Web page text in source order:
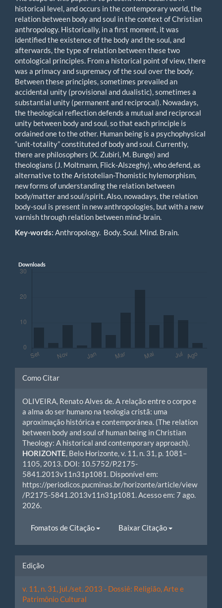
historical level, and occurs in the contemporary world, the
relation between body and soul in the context of Christian
anthropology. Historically, in a first moment, it was
identified the existence of the body and the soul, and
afterwards, the type of relation between these two
ontological principles. From a historical point of view, there
was a primacy and supremacy of the soul over the body.
Between these principles, sometimes prevailed an
accidental unity (provisional and dualistic), sometimes a
substantial unity (permanent and reciprocal). Nowadays,
the theological reflection defends a mutual and reciprocal
unity between body and soul, so that each principle is
ordained one to the other. Human being is a psychophysical
“unit-totality” constituted of body and soul. Currently,
there are philosophers (X. Zubiri, M. Bunge) and
theologians (J. Moltmann, Flick-Alszeghy), who defend, as
alternative to the Aristotelian-Thomistic hylemorphism,
new forms of understanding the relation between
body/matter and soul/spirit. Also, nowadays, the relation
body-soul is present in new anthropologies, but with a new
varnish through relation between mind-brain.
Key-words: Anthropology. Body. Soul. Mind. Brain.
Downloads
Detalhes
do
artigo
Como Citar
OLIVEIRA, Renato Alves de. A relação entre o corpo e
a alma do ser humano na teologia cristã: uma
aproximação histórica e contemporânea. (The relation
between body and soul of human being in Christian
Theology: A historical and contemporary approach).
HORIZONTE, Belo Horizonte, v. 11, n. 31, p. 1081–
1105, 2013. DOI: 10.5752/P.2175-
5841.2013v11n31p1081. Disponível em:
https://periodicos.pucminas.br/horizonte/article/view
/P.2175-5841.2013v11n31p1081. Acesso em: 7 ago.
2026.
Fomatos de Citação Baixar Citação
Edição
v. 11, n. 31, jul./set. 2013 - Dossiê: Religião, Arte e
Patrimônio Cultural